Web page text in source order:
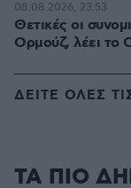
Θετικές οι
Ορμούζ, λέει το
08.08.2026, 23:53
ΔΕΙΤΕ ΟΛΕΣ
ΤΑ ΠΙΟ